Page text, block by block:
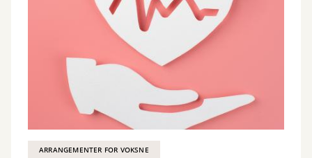
ARRANGEMENTER FOR VOKSNE